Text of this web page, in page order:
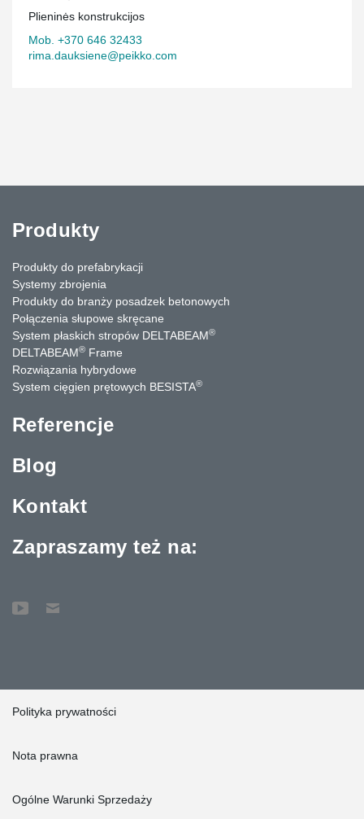
Plieninės konstrukcijos
Mob. +370 646 32433
rima.dauksiene@peikko.com
Produkty
Produkty do prefabrykacji
Systemy zbrojenia
Produkty do branży posadzek betonowych
Połączenia słupowe skręcane
System płaskich stropów DELTABEAM®
DELTABEAM® Frame
Rozwiązania hybrydowe
System cięgien prętowych BESISTA®
Referencje
Blog
Kontakt
Zapraszamy też na:
Polityka prywatności
Nota prawna
Ogólne Warunki Sprzedaży